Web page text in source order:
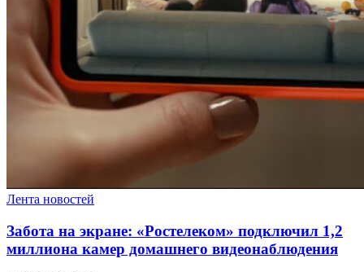
Лента новостей
Забота на экране: «Ростелеком» подключил 1,2
миллиона камер домашнего видеонаблюдения